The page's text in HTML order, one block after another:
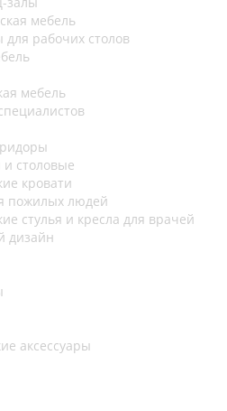
мебель
для рабочих столов
мебель
столовые
кровати
пожилых людей
стулья и кресла для врачей
дизайн
аксессуары